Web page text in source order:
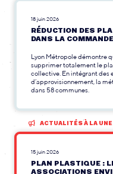
18 juin 2026
RÉDUCTION DES
DANS LA
Lyon Métropole démontre
supprimer totalement le
collective. En intégrant des
d’approvisionnement, la
dans 58 communes.
ACTUALITÉS À LA UNE
15 juin 2026
PLAN PLASTIQUE :
ASSOCIATIONS